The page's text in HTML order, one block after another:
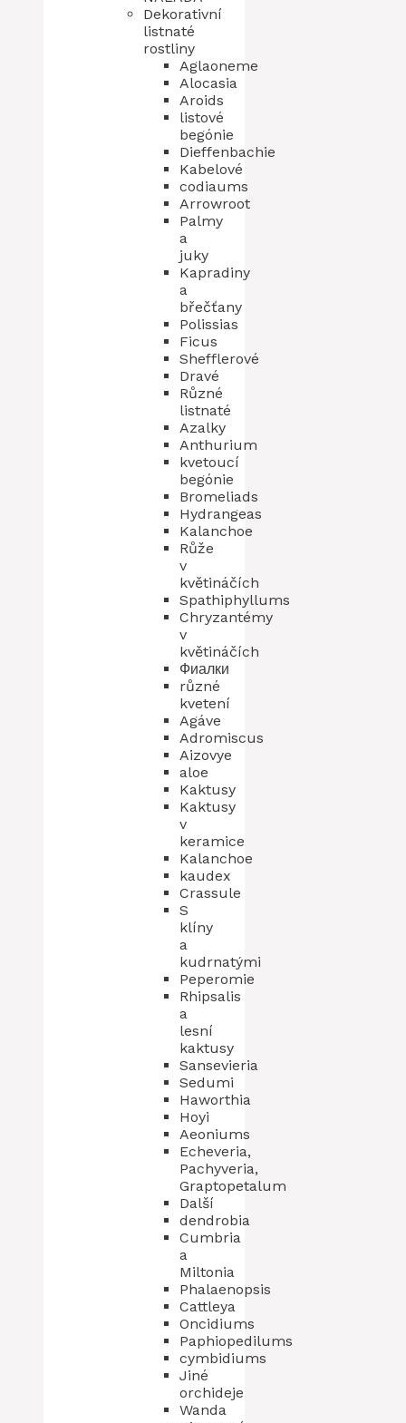
Dekorativní
listnaté
rostliny
Aglaoneme
Alocasia
Aroids
listové
begónie
Dieffenbachie
Kabelové
codiaums
Arrowroot
Palmy
a
juky
Kapradiny
a
břečťany
Polissias
Ficus
Shefflerové
Dravé
Různé
listnaté
Azalky
Anthurium
kvetoucí
begónie
Bromeliads
Hydrangeas
Kalanchoe
Růže
v
květináčích
Spathiphyllums
Chryzantémy
v
květináčích
Фиалки
různé
kvetení
Agáve
Adromiscus
Aizovye
aloe
Kaktusy
Kaktusy
v
keramice
Kalanchoe
kaudex
Crassule
S
klíny
a
kudrnatými
Peperomie
Rhipsalis
a
lesní
kaktusy
Sansevieria
Sedumi
Haworthia
Hoyi
Aeoniums
Echeveria,
Pachyveria,
Graptopetalum
Další
dendrobia
Cumbria
a
Miltonia
Phalaenopsis
Cattleya
Oncidiums
Paphiopedilums
cymbidiums
Jiné
orchideje
Wanda